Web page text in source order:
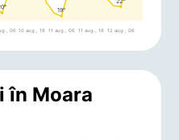
06 10 aug., 18
19°
11 aug., 06 11 aug., 18 12 aug., 06
în Moara